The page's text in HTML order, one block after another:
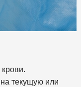
текущую или